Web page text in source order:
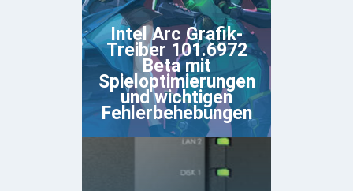
Intel Arc Grafik-
Treiber 101.6972
Beta mit
Spieloptimierungen
und wichtigen
Fehlerbehebungen